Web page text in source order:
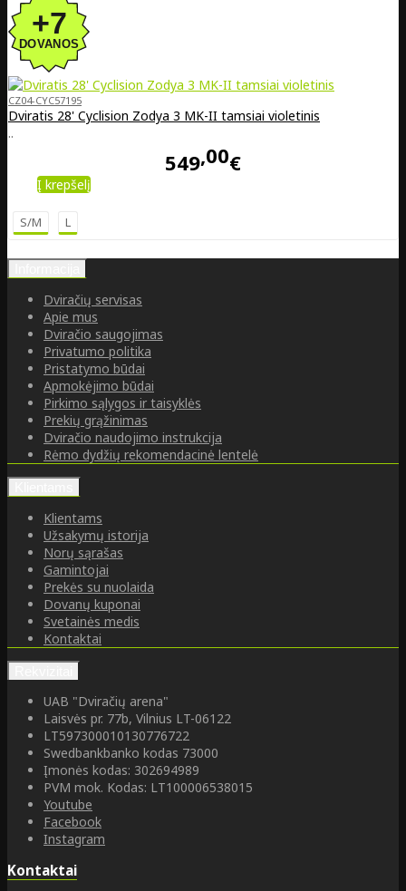
CZ04-CYC57195
Dviratis 28' Cyclision Zodya 3 MK-II tamsiai violetinis
..
549 00€
Į krepšelį
S/M L
Dviračių servisas
Apie mus
Dviračio saugojimas
Privatumo politika
Pristatymo būdai
Apmokėjimo būdai
Pirkimo sąlygos ir taisyklės
Prekių grąžinimas
Dviračio naudojimo instrukcija
Rėmo dydžių rekomendacinė lentelė
Klientams
Užsakymų istorija
Norų sąrašas
Gamintojai
Prekės su nuolaida
Dovanų kuponai
Svetainės medis
Kontaktai
UAB "Dviračių arena"
Laisvės pr. 77b, Vilnius LT-06122
LT597300010130776722
Swedbankbanko kodas 73000
Įmonės kodas: 302694989
PVM mok. Kodas: LT100006538015
Youtube
Facebook
Instagram
Kontaktai